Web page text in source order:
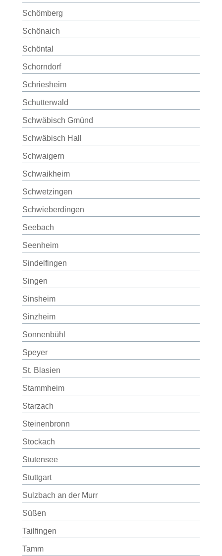
Schömberg
Schönaich
Schöntal
Schorndorf
Schriesheim
Schutterwald
Schwäbisch Gmünd
Schwäbisch Hall
Schwaigern
Schwaikheim
Schwetzingen
Schwieberdingen
Seebach
Seenheim
Sindelfingen
Singen
Sinsheim
Sinzheim
Sonnenbühl
Speyer
St. Blasien
Stammheim
Starzach
Steinenbronn
Stockach
Stutensee
Stuttgart
Sulzbach an der Murr
Süßen
Tailfingen
Tamm